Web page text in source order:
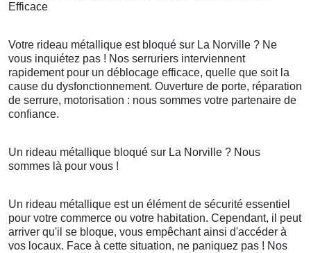
Efficace
Votre rideau métallique est bloqué sur La Norville ? Ne
vous inquiétez pas ! Nos serruriers interviennent
rapidement pour un déblocage efficace, quelle que soit la
cause du dysfonctionnement. Ouverture de porte, réparation
de serrure, motorisation : nous sommes votre partenaire de
confiance.
Un rideau métallique bloqué sur La Norville ? Nous
sommes là pour vous !
Un rideau métallique est un élément de sécurité essentiel
pour votre commerce ou votre habitation. Cependant, il peut
arriver qu'il se bloque, vous empêchant ainsi d'accéder à
vos locaux. Face à cette situation, ne paniquez pas ! Nos